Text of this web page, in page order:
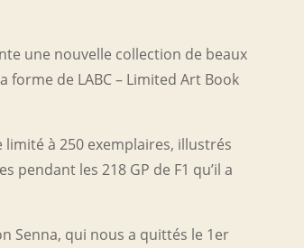
une nouvelle collection de beaux
forme de LABC – Limited Art Book
limité à 250 exemplaires, illustrés
pendant les 218 GP de F1 qu’il a
Senna, qui nous a quittés le 1er